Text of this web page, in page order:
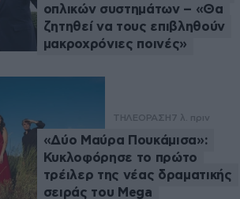
οπλικών συστημάτων – «Θα
ζητηθεί να τους επιβληθούν
μακροχρόνιες ποινές»
ΤΗΛΕΟΡΑΣΗ7 λ. πριν
«Δύο Μαύρα Πουκάμισα»:
Κυκλοφόρησε το πρώτο
τρέιλερ της νέας δραματικής
σειράς του Mega